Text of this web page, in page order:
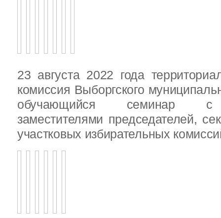
23 августа 2022 года
комиссия Выборгского
обучающийся семинар с
заместителями председателей,
участковых избирательных